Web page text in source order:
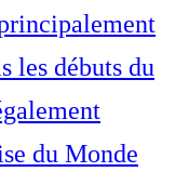
les débuts du
du Monde